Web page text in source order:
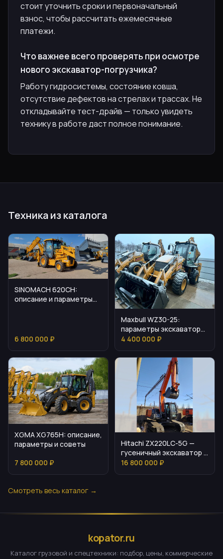
стоит уточнить сроки и первоначальный
взнос, чтобы рассчитать ежемесячные
платежи.
Что важнее всего проверять при осмотре
нового экскаватор-погрузчика?
Работу гидросистемы, состояние ковша,
отсутствие дефектов на стрелах и трассах. Не
откладывайте тест-драйв — только увидеть
технику в работе даст полное понимание.
Техника из каталога
SINOMACH 620CH:
описание и параметры
6 800 000 ₽
Maxbull WZ30-25:
параметры экскаватора-
погрузчика 2023
4 400 000 ₽
XGMA XG765H: описание,
параметры и советы
7 800 000 ₽
Hitachi ZX220LC-5G —
гусеничный экскаватор с
управляемыми
16 800 000 ₽
Смотреть весь каталог →
kopator.ru
Каталог грузовой и спецтехники: подбор, цены, коммерческие